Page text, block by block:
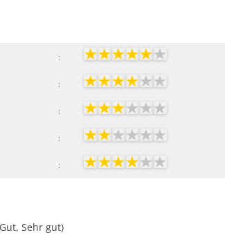
:
:
:
:
:
Sehr gut)